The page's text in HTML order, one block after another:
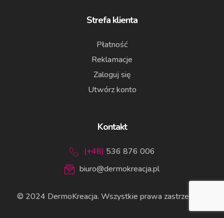
Strefa klienta
Płatność
Reklamacje
Zaloguj się
Utwórz konto
Kontakt
(+48) 536 876 006
biuro@dermokreacja.pl
© 2024 DermoKreacja. Wszystkie prawa zastrzeżone.